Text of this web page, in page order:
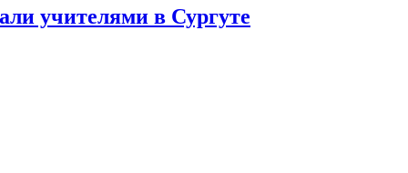
учителями в Сургуте